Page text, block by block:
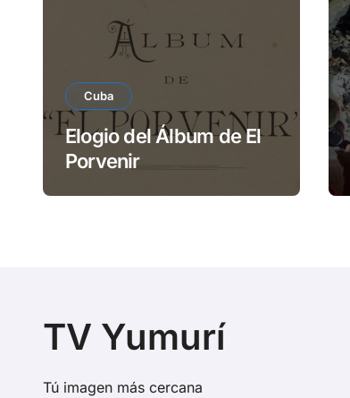
Cuba
Elogio del Álbum de El
Porvenir
TV Yumurí
Tú imagen más cercana